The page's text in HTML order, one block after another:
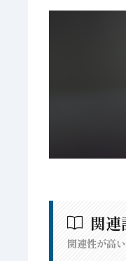
関連
関連性が高